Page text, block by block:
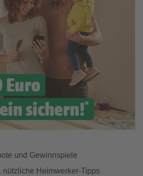
und Gewinnspiele
nützliche Heimwerker-Tipps